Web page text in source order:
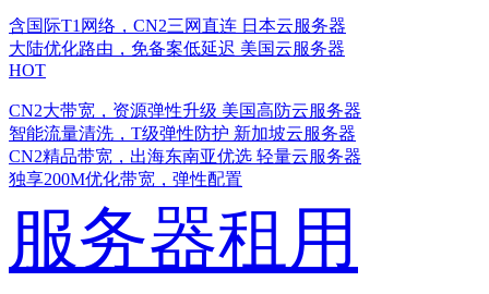
含国际T1网络，CN2三网直连 日本云服务器
大陆优化路由，免备案低延迟 美国云服务器
HOT
CN2大带宽，资源弹性升级 美国高防云服务器
智能流量清洗，T级弹性防护 新加坡云服务器
CN2精品带宽，出海东南亚优选 轻量云服务器
独享200M优化带宽，弹性配置
服务器租用